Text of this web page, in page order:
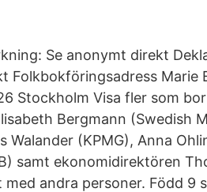
Se anonymt direkt
Folkbokföringsadress Marie
Stockholm Visa fler som
Bergmann (Swedish
Walander (KPMG), Anna
samt ekonomidirektören
andra personer. Född 9